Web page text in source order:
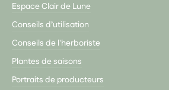
Espace Clair de Lune
Conseils d’utilisation
Conseils de l'herboriste
Plantes de saisons
Portraits de producteurs